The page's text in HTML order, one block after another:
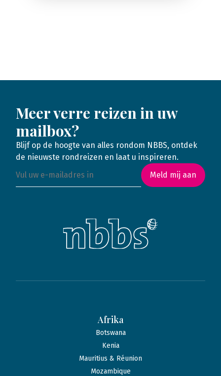
Meer verre reizen in uw
mailbox?
Blijf op de hoogte van alles rondom NBBS, ontdek
de nieuwste rondreizen en laat u inspireren.
Meld mij aan
Afrika
Botswana
Kenia
Mauritius & Réunion
Mozambique